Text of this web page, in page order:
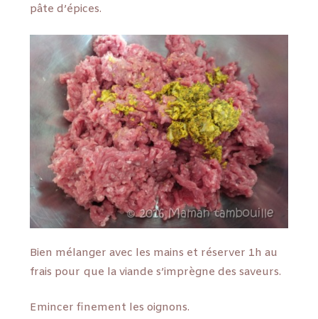
pâte d’épices.
Bien mélanger avec les mains et réserver 1h au
frais pour que la viande s’imprègne des saveurs.
Emincer finement les oignons.